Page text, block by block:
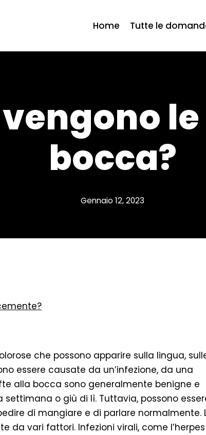
Home Tutte le
bocca?
Gennaio 12, 2023
che possono apparire sulla lingua,
essere causate da un’infezione, da una
alla bocca sono generalmente benigne e
o giù di lì. Tuttavia, possono
di mangiare e di parlare normalmente.
da vari fattori. Infezioni virali, come l’herpes